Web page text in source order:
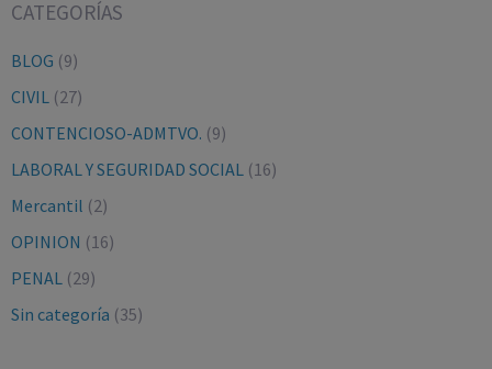
CATEGORÍAS
BLOG (9)
CIVIL (27)
CONTENCIOSO-ADMTVO. (9)
LABORAL Y SEGURIDAD SOCIAL (16)
Mercantil (2)
OPINION (16)
PENAL (29)
Sin categoría (35)